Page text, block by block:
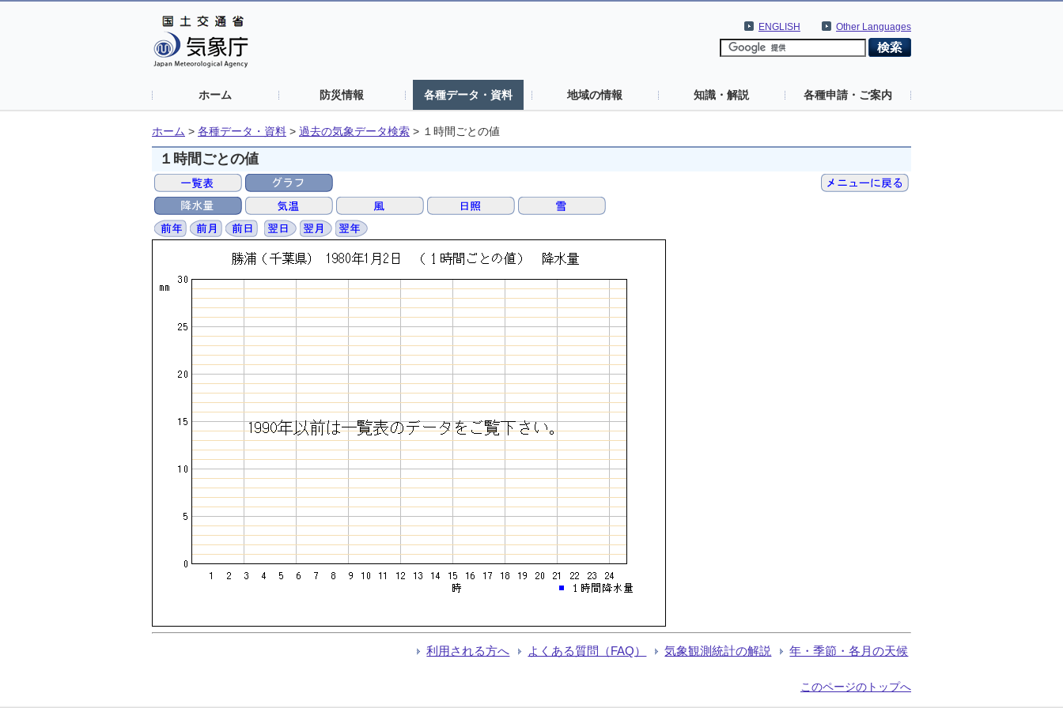
Other Languages
ENGLISH
ホーム 防災情報 各種データ・資料 地域の情報 知識・解説 各種申請・ご案内
ホーム > 各種データ・資料 > 過去の気象データ検索 > １時間ごとの値
１時間ごとの値
利用される方へ よくある質問（FAQ） 気象観測統計の解説 年・季節・各月の天候
このページのトップへ